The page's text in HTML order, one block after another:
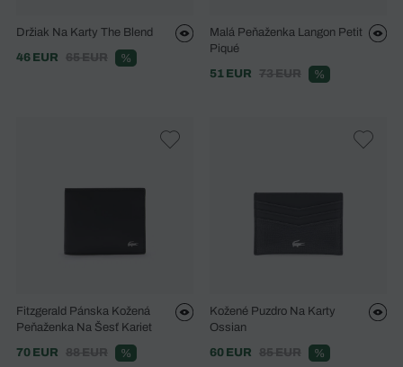
Držiak Na Karty The Blend
46 EUR
65 EUR %
Malá Peňaženka Langon Petit
Piqué
51 EUR
73 EUR %
Fitzgerald Pánska Kožená
Peňaženka Na Šesť Kariet
70 EUR
88 EUR %
Kožené Puzdro Na Karty
Ossian
60 EUR
85 EUR %